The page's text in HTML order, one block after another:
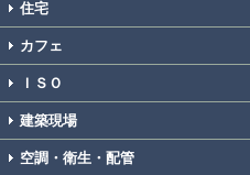
住宅
カフェ
ＩＳＯ
建築現場
空調・衛生・配管